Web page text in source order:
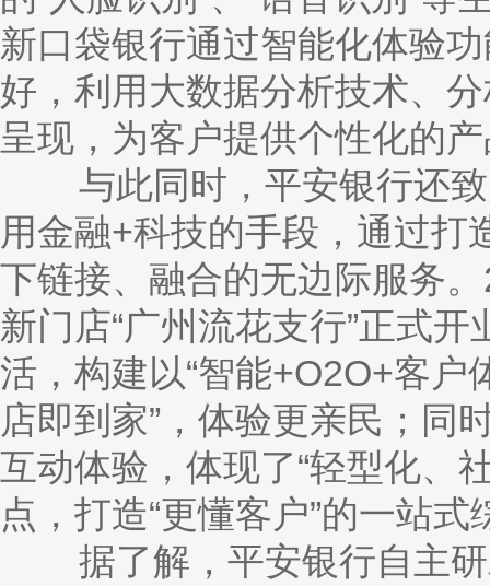
新口袋银行通过智能化体验
好，利用大数据分析技术、
呈现，为客户提供个性化的
与此同时，平安银行还致
用金融+科技的手段，通过打
下链接、融合的无边际服务
新门店“广州流花支行”正式
活，构建以“智能+O2O+客户
店即到家”，体验更亲民；同
互动体验，体现了“轻型化、
点，打造“更懂客户”的一站
据了解，平安银行自主研